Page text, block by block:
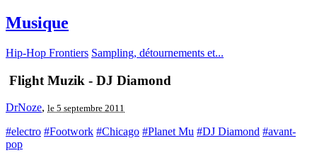
Musique
Hip-Hop Frontiers Sampling, détournements et...
Flight Muzik - DJ Diamond
DrNoze, le 5 septembre 2011
#electro #Footwork #Chicago #Planet Mu #DJ Diamond #avant-
pop